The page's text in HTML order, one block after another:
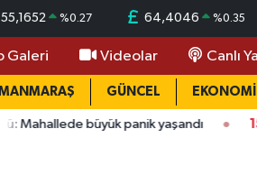
55,1652 %0.27 64,4046 %0.35
Galeri Videolar Canlı
GÜNCEL EKONOMİ
panik yaşandı 15:58